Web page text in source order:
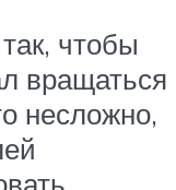
чтобы
вращаться
несложно,